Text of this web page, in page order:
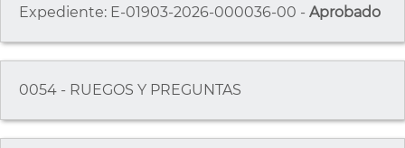
Expediente: E-01903-2026-000036-00 - Aprobado
0054 - RUEGOS Y PREGUNTAS